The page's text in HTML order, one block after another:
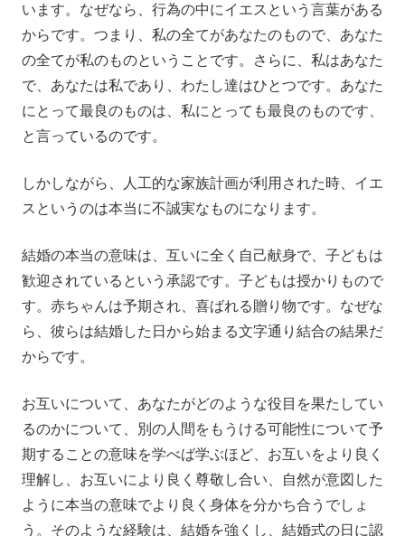
います。なぜなら、行為の中にイエスという言葉がある
からです。つまり、私の全てがあなたのもので、あなた
の全てが私のものということです。さらに、私はあなた
で、あなたは私であり、わたし達はひとつです。あなた
にとって最良のものは、私にとっても最良のものです、
と言っているのです。
しかしながら、人工的な家族計画が利用された時、イエ
スというのは本当に不誠実なものになります。
結婚の本当の意味は、互いに全く自己献身で、子どもは
歓迎されているという承認です。子どもは授かりもので
す。赤ちゃんは予期され、喜ばれる贈り物です。なぜな
ら、彼らは結婚した日から始まる文字通り結合の結果だ
からです。
お互いについて、あなたがどのような役目を果たしてい
るのかについて、別の人間をもうける可能性について予
期することの意味を学べば学ぶほど、お互いをより良く
理解し、お互いにより良く尊敬し合い、自然が意図した
ように本当の意味でより良く身体を分かち合うでしょ
う。そのような経験は、結婚を強くし、結婚式の日に認